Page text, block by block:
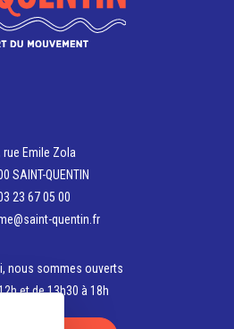
rue Emile Zola
SAINT-QUENTIN
23 67 05 00
quentin.fr
nous sommes ouverts
et de 13h30 à 18h